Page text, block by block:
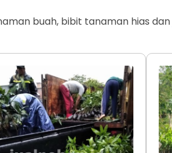
buah, bibit tanaman hias dan